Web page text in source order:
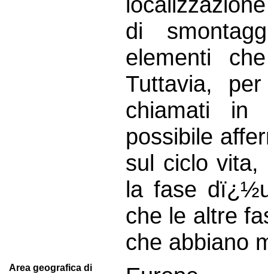
di
elementi
Tuttavia,
chiamati in
possibile
sul ciclo vita,
la fase
che le altre
che abbiano
Area geografica di